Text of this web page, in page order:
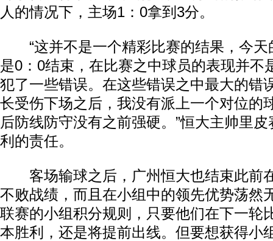
人的情况下，主场1：0拿到3分。
“这并不是一个精彩比赛的结果，今天
是0：0结束，在比赛之中球员的表现并不
犯了一些错误。在这些错误之中最大的错
长受伤下场之后，我没有派上一个对位的
后防线防守没有之前强硬。”恒大主帅里
利的责任。
客场输球之后，广州恒大也结束此前
不败战绩，而且在小组中的领先优势荡然
联赛的小组积分规则，只要他们在下一轮
本胜利，还是将提前出线。但要想获得小